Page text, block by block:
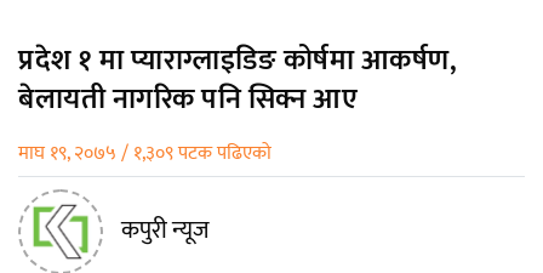
प्रदेश १ मा प्याराग्लाइडिङ कोर्षमा आकर्षण,
बेलायती नागरिक पनि सिक्न आए
माघ १९, २०७५ / १,३०९ पटक पढिएको
कपुरी न्यूज